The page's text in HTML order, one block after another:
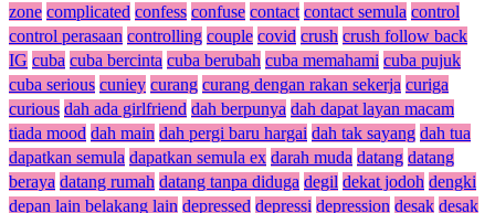
zone complicated confess confuse contact contact semula control
control perasaan controlling couple covid crush crush follow back
IG cuba cuba bercinta cuba berubah cuba memahami cuba pujuk
cuba serious cuniey curang curang dengan rakan sekerja curiga
curious dah ada girlfriend dah berpunya dah dapat layan macam
tiada mood dah main dah pergi baru hargai dah tak sayang dah tua
dapatkan semula dapatkan semula ex darah muda datang datang
beraya datang rumah datang tanpa diduga degil dekat jodoh dengki
depan lain belakang lain depressed depressi depression desak desak